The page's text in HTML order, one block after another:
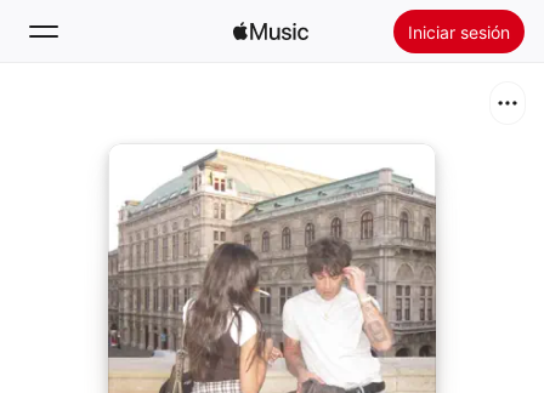
Iniciar sesión
Novedades
Radio
Instalar Apple Music